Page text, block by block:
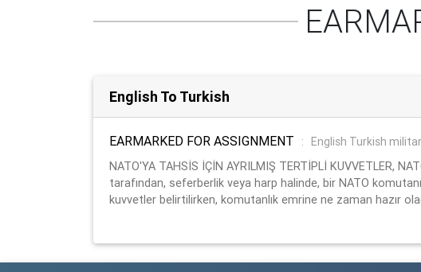
English To Turkish
EARMARKED FOR ASSIGNMENT :
English Turkish
NATO'YA TAHSİS İÇİN AYRILMIŞ TERTİPLİ KUVVETLER,
tarafından, seferberlik veya harp halinde, bir NATO
kuvvetler belirtilirken, komutanlık emrine ne zaman hazır